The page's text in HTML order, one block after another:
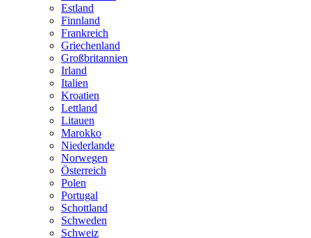
Estland
Finnland
Frankreich
Griechenland
Großbritannien
Irland
Italien
Kroatien
Lettland
Litauen
Marokko
Niederlande
Norwegen
Österreich
Polen
Portugal
Schottland
Schweden
Schweiz